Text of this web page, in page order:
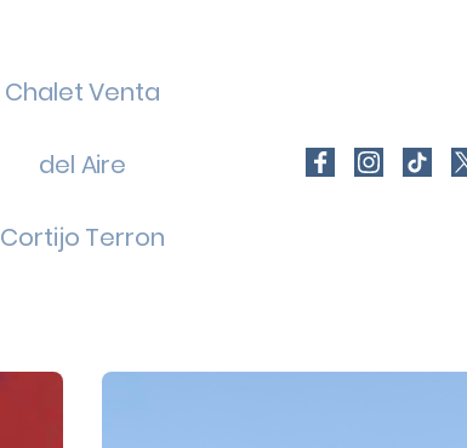
Chalet Venta
del Aire
Cortijo Terron